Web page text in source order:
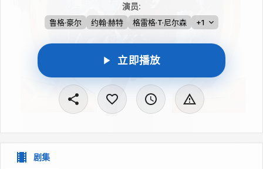
演员:
鲁格·豪尔 约翰·赫特 格雷格·T·尼尔森 +1
立即播放
剧集